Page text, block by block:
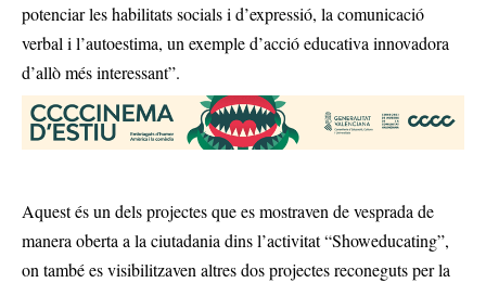
potenciar les habilitats socials i d’expressió, la comunicació
verbal i l’autoestima, un exemple d’acció educativa innovadora
d’allò més interessant”.
Aquest és un dels projectes que es mostraven de vesprada de
manera oberta a la ciutadania dins l’activitat “Showeducating”,
on també es visibilitzaven altres dos projectes reconeguts per la